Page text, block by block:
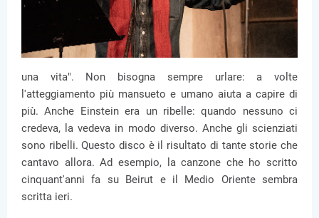
una vita". Non bisogna sempre urlare: a volte
l'atteggiamento più mansueto e umano aiuta a capire di
più. Anche Einstein era un ribelle: quando nessuno ci
credeva, la vedeva in modo diverso. Anche gli scienziati
sono ribelli. Questo disco è il risultato di tante storie che
cantavo allora. Ad esempio, la canzone che ho scritto
cinquant'anni fa su Beirut e il Medio Oriente sembra
scritta ieri.